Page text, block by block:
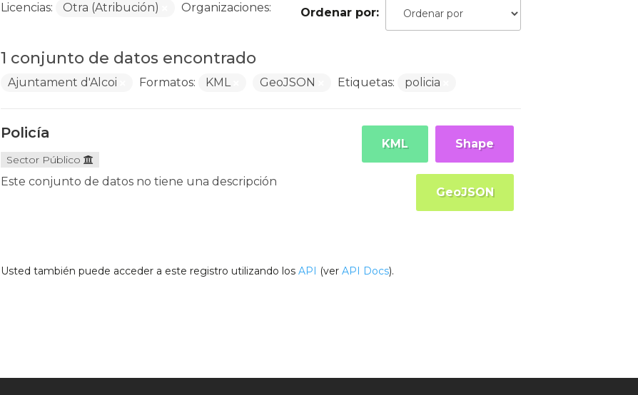
Ordenar por
1 conjunto de datos encontrado
Licencias: Otra (Atribución) Organizaciones:
Ajuntament d'Alcoi Formatos: KML GeoJSON Etiquetas: policia
Policía
Sector Público
Este conjunto de datos no tiene una descripción
Shape
KML
GeoJSON
Usted también puede acceder a este registro utilizando los API (ver API Docs).